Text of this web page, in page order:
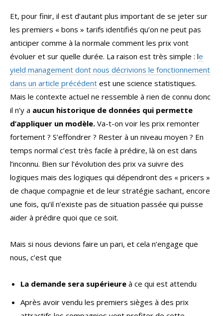
Et, pour finir, il est d’autant plus important de se jeter sur
les premiers « bons » tarifs identifiés qu’on ne peut pas
anticiper comme à la normale comment les prix vont
évoluer et sur quelle durée. La raison est très simple : le
yield management dont nous décrivions le fonctionnement
dans un article précédent est une science statistiques.
Mais le contexte actuel ne ressemble à rien de connu donc
il n’y a aucun historique de données qui permette
d’appliquer un modèle. Va-t-on voir les prix remonter
fortement ? S’effondrer ? Rester à un niveau moyen ? En
temps normal c’est très facile à prédire, là on est dans
l’inconnu. Bien sur l’évolution des prix va suivre des
logiques mais des logiques qui dépendront des « pricers »
de chaque compagnie et de leur stratégie sachant, encore
une fois, qu’il n’existe pas de situation passée qui puisse
aider à prédire quoi que ce soit.
Mais si nous devions faire un pari, et cela n’engage que
nous, c’est que
La demande sera supérieure à ce qui est attendu
Après avoir vendu les premiers sièges à des prix